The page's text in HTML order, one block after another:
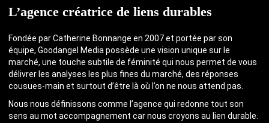
L’agence créatrice de liens durables
Fondée par Catherine Bonnange en 2007 et portée par son
équipe, Goodangel Media possède une vision unique sur le
marché, une touche subtile de féminité qui nous permet de vous
délivrer les analyses les plus fines du marché, des réponses
cousues-main et surtout d’être là où l’on ne nous attend pas.
Nous nous définissons comme l’agence qui redonne tout son
sens au mot accompagnement car nous croyons au lien durable.